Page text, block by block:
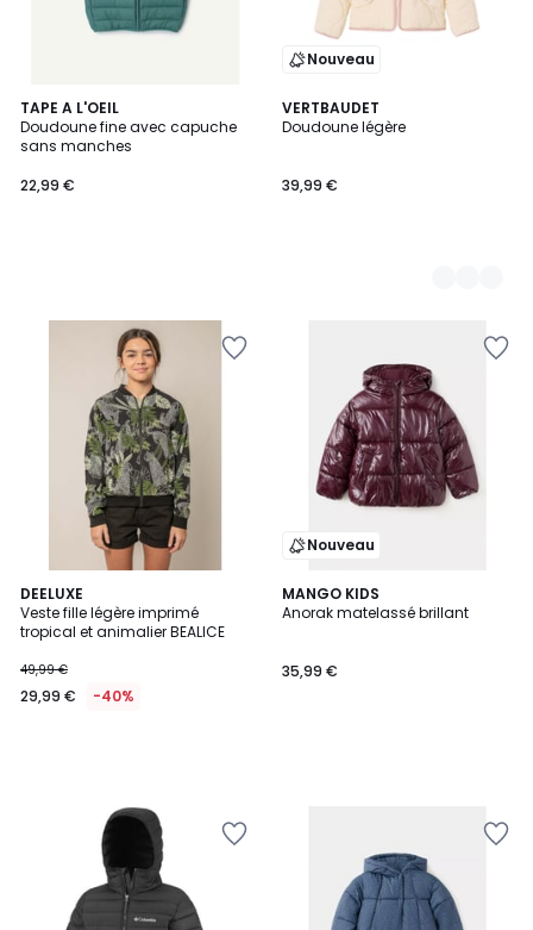
TAPE A L'OEIL
Doudoune fine avec capuche
sans manches
22,99 €
Nouveau
VERTBAUDET
Doudoune légère
39,99 €
2
Couleurs
DEELUXE
Veste fille légère imprimé
tropical et animalier BEALICE
49,99 €
29,99 € -40%
Nouveau
MANGO KIDS
Anorak matelassé brillant
35,99 €